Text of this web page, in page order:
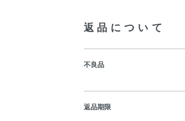
返品について
不良品
返品期限